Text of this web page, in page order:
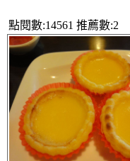
點閱數:14561 推薦數:2